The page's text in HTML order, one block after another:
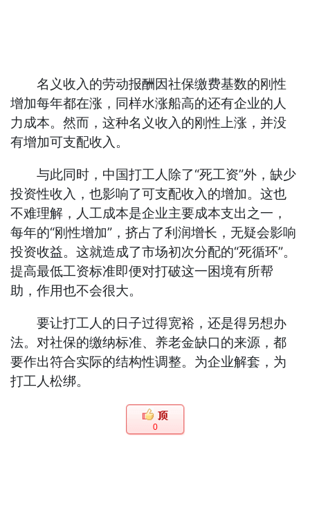
名义收入的劳动报酬因社保缴费基数的刚性
增加每年都在涨，同样水涨船高的还有企业的人
力成本。然而，这种名义收入的刚性上涨，并没
有增加可支配收入。
与此同时，中国打工人除了“死工资”外，缺少
投资性收入，也影响了可支配收入的增加。这也
不难理解，人工成本是企业主要成本支出之一，
每年的“刚性增加”，挤占了利润增长，无疑会影响
投资收益。这就造成了市场初次分配的“死循环”。
提高最低工资标准即便对打破这一困境有所帮
助，作用也不会很大。
要让打工人的日子过得宽裕，还是得另想办
法。对社保的缴纳标准、养老金缺口的来源，都
要作出符合实际的结构性调整。为企业解套，为
打工人松绑。
0